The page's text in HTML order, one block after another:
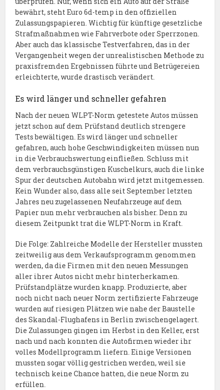
bewährt, steht Euro 6d-temp in den offiziellen
Zulassungspapieren. Wichtig für künftige gesetzliche
Strafmaßnahmen wie Fahrverbote oder Sperrzonen.
Aber auch das klassische Testverfahren, das in der
Vergangenheit wegen der unrealistischen Methode zu
praxisfremden Ergebnissen führte und Betrügereien
erleichterte, wurde drastisch verändert.
Es wird länger und schneller gefahren
Nach der neuen WLPT-Norm getestete Autos müssen
jetzt schon auf dem Prüfstand deutlich strengere
Tests bewältigen. Es wird länger und schneller
gefahren, auch hohe Geschwindigkeiten müssen nun
in die Verbrauchswertung einfließen. Schluss mit
dem verbrauchsgünstigen Kuschelkurs, auch die linke
Spur der deutschen Autobahn wird jetzt mitgemessen.
Kein Wunder also, dass alle seit September letzten
Jahres neu zugelassenen Neufahrzeuge auf dem
Papier nun mehr verbrauchen als bisher. Denn zu
diesem Zeitpunkt trat die WLPT-Norm in Kraft.
Die Folge: Zahlreiche Modelle der Hersteller mussten
zeitweilig aus dem Verkaufsprogramm genommen
werden, da die Firmen mit den neuen Messungen
aller ihrer Autos nicht mehr hinterherkamen.
Prüfstandplätze wurden knapp. Produzierte, aber
noch nicht nach neuer Norm zertifizierte Fahrzeuge
wurden auf riesigen Plätzen wie nahe der Baustelle
des Skandal-Flughafens in Berlin zwischengelagert.
Die Zulassungen gingen im Herbst in den Keller, erst
nach und nach konnten die Autofirmen wieder ihr
volles Modellprogramm liefern. Einige Versionen
mussten sogar völlig gestrichen werden, weil sie
technisch keine Chance hatten, die neue Norm zu
erfüllen.